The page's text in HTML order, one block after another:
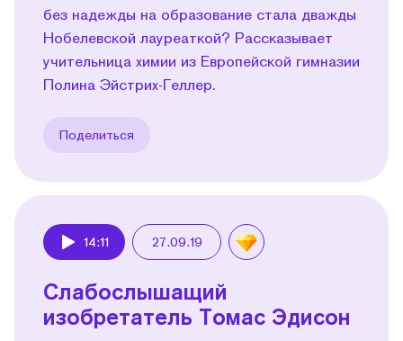
без надежды на образование стала дважды
Нобелевской лауреаткой? Рассказывает
учительница химии из Европейской гимназии
Полина Эйстрих-Геллер.
Поделиться
14:11 27.09.19
Слабослышащий
изобретатель Томас Эдисон